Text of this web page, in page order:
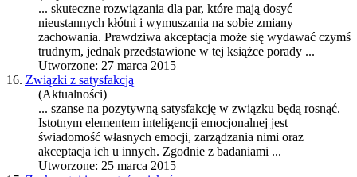
... skuteczne rozwiązania dla par, które mają dosyć
nieustannych kłótni i wymuszania na sobie zmiany
zachowania. Prawdziwa akceptacja może się wydawać czymś
trudnym, jednak przedstawione w tej książce porady ...
Utworzone: 27 marca 2015
16. Związki z satysfakcją
(Aktualności)
... szanse na pozytywną satysfakcję w związku będą rosnąć.
Istotnym elementem inteligencji emocjonalnej jest
świadomość własnych emocji, zarządzania nimi oraz
akceptacja ich u innych. Zgodnie z badaniami ...
Utworzone: 25 marca 2015